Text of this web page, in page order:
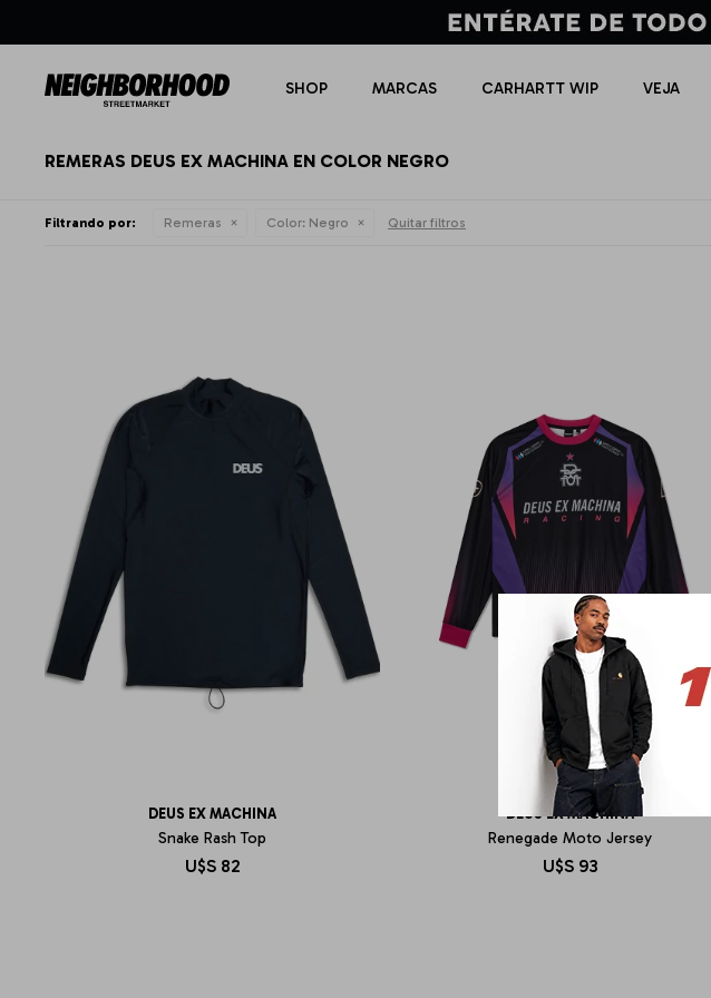
SHOP MARCAS CARHARTT WIP VEJA
REMERAS DEUS EX MACHINA EN COLOR NEGRO
Filtrando por: Remeras Color: Negro Quitar filtros
DEUS EX MACHINA
Snake Rash Top
U$S 82
DEUS EX MACHINA
Renegade Moto Jersey
U$S 93